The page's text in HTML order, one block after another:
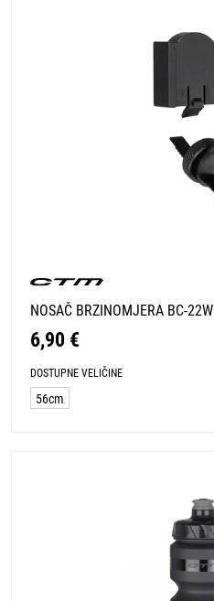
NOSAČ BRZINOMJERA BC-22W
6,90 €
DOSTUPNE VELIČINE
56cm